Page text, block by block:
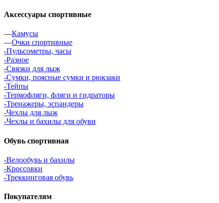
Аксессуары спортивные
—Камусы
—Очки спортивные
-Пульсометры, часы
-Разное
-Связки для лыж
-Сумки, поясные сумки и рюкзаки
-Тейпы
-Термофляги, фляги и гидраторы
-Тренажеры, эспандеры
-Чехлы для лыж
-Чехлы и бахилы для обуви
Обувь спортивная
-Велообувь и бахилы
-Кроссовки
-Треккинговая обувь
Покупателям